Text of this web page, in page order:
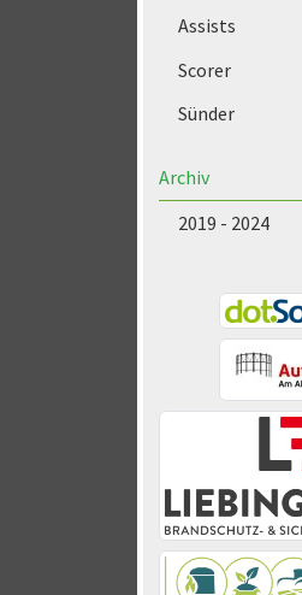
Assists
Scorer
Sünder
Archiv
2019 - 2024